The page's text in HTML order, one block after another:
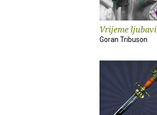
Vrijeme ljubavi
Goran Tribuson